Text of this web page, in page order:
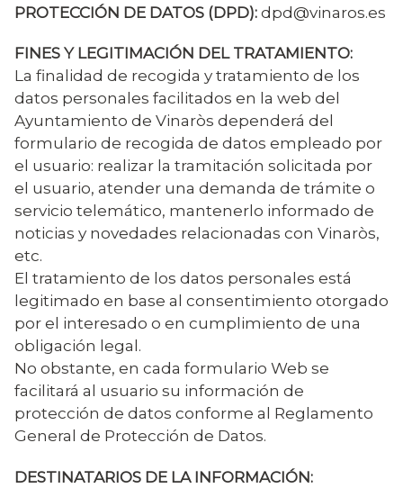
PROTECCIÓN DE DATOS (DPD):dpd@vinaros.es
FINES Y LEGITIMACIÓN DEL TRATAMIENTO:
La finalidad de recogida y tratamiento de los
datos personales facilitados en la web del
Ayuntamiento de Vinaròs dependerá del
formulario de recogida de datos empleado por
el usuario: realizar la tramitación solicitada por
el usuario, atender una demanda de trámite o
servicio telemático, mantenerlo informado de
noticias y novedades relacionadas con Vinaròs,
etc.
El tratamiento de los datos personales está
legitimado en base al consentimiento otorgado
por el interesado o en cumplimiento de una
obligación legal.
No obstante, en cada formulario Web se
facilitará al usuario su información de
protección de datos conforme al Reglamento
General de Protección de Datos.
DESTINATARIOS DE LA INFORMACIÓN: